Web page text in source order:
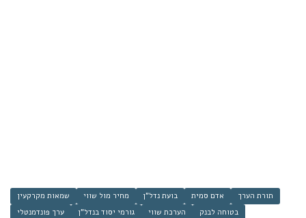
שמאות מקרקעין מחיר מול שווי בועת נדל"ן אדם סמית
תורת הערך
ערך פונדמנטלי
גורמי יסוד בנדל"ן הערכת שווי
בטוחה לבנק